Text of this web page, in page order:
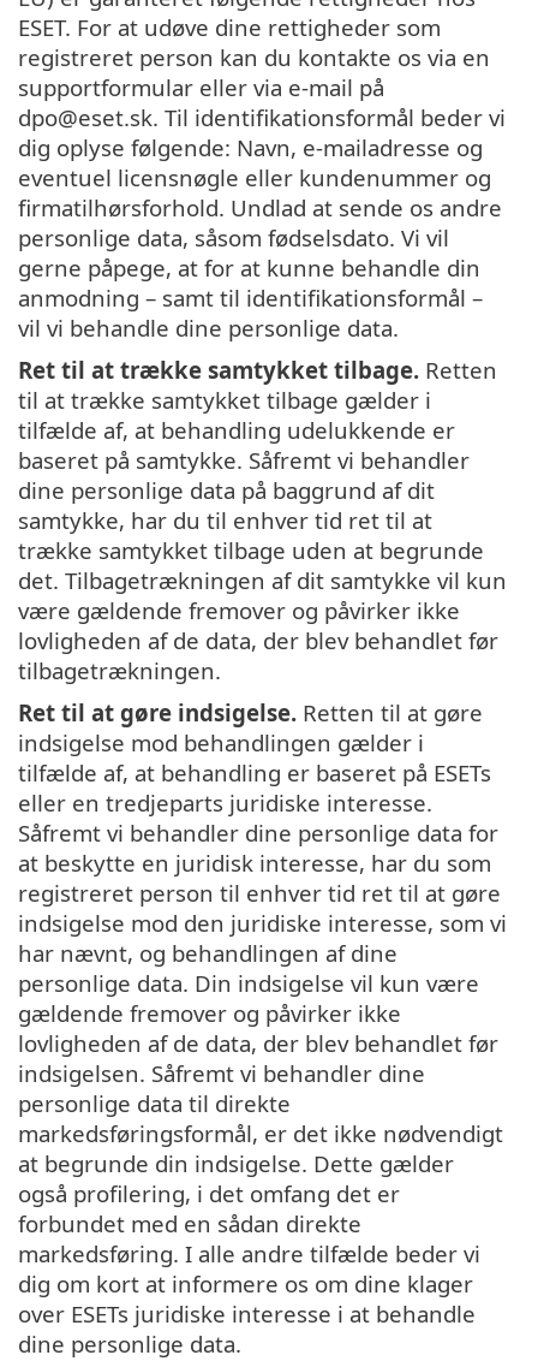
ESET. For at udøve dine rettigheder som
registreret person kan du kontakte os via en
supportformular eller via e-mail på
dpo@eset.sk. Til identifikationsformål beder vi
dig oplyse følgende: Navn, e-mailadresse og
eventuel licensnøgle eller kundenummer og
firmatilhørsforhold. Undlad at sende os andre
personlige data, såsom fødselsdato. Vi vil
gerne påpege, at for at kunne behandle din
anmodning – samt til identifikationsformål –
vil vi behandle dine personlige data.
Ret til at trække samtykket tilbage. Retten
til at trække samtykket tilbage gælder i
tilfælde af, at behandling udelukkende er
baseret på samtykke. Såfremt vi behandler
dine personlige data på baggrund af dit
samtykke, har du til enhver tid ret til at
trække samtykket tilbage uden at begrunde
det. Tilbagetrækningen af dit samtykke vil kun
være gældende fremover og påvirker ikke
lovligheden af de data, der blev behandlet før
tilbagetrækningen.
Ret til at gøre indsigelse. Retten til at gøre
indsigelse mod behandlingen gælder i
tilfælde af, at behandling er baseret på ESETs
eller en tredjeparts juridiske interesse.
Såfremt vi behandler dine personlige data for
at beskytte en juridisk interesse, har du som
registreret person til enhver tid ret til at gøre
indsigelse mod den juridiske interesse, som vi
har nævnt, og behandlingen af dine
personlige data. Din indsigelse vil kun være
gældende fremover og påvirker ikke
lovligheden af de data, der blev behandlet før
indsigelsen. Såfremt vi behandler dine
personlige data til direkte
markedsføringsformål, er det ikke nødvendigt
at begrunde din indsigelse. Dette gælder
også profilering, i det omfang det er
forbundet med en sådan direkte
markedsføring. I alle andre tilfælde beder vi
dig om kort at informere os om dine klager
over ESETs juridiske interesse i at behandle
dine personlige data.